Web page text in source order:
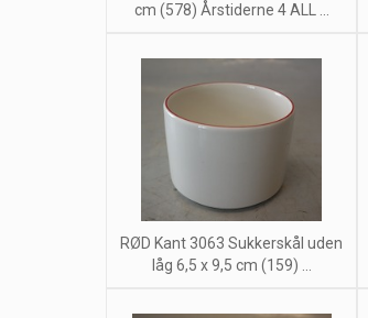
cm (578) Årstiderne 4 ALL ...
RØD Kant 3063 Sukkerskål uden
låg 6,5 x 9,5 cm (159) ...